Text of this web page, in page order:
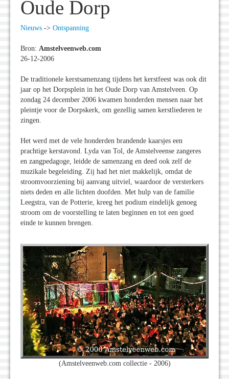
Oude Dorp
Nieuws -> Ontspanning
Bron: Amstelveenweb.com
26-12-2006
De traditionele kerstsamenzang tijdens het kerstfeest was ook dit
jaar op het Dorpsplein in het Oude Dorp van Amstelveen. Op
zondag 24 december 2006 kwamen honderden mensen naar het
pleintje voor de Dorpskerk, om gezellig samen kerstliederen te
zingen.
Het werd met de vele honderden brandende kaarsjes een
prachtige kerstavond. Lyda van Tol, de Amstelveense zangeres
en zangpedagoge, leidde de samenzang en deed ook zelf de
muzikale begeleiding. Zij had het niet makkelijk, omdat de
stroomvoorziening bij aanvang uitviel, waardoor de versterkers
niets deden en alle lichten doofden. Met hulp van de familie
Leegstra, van de Potterie, kreeg het podium eindelijk genoeg
stroom om de voorstelling te laten beginnen en tot een goed
einde te kunnen brengen.
(Amstelveenweb.com collectie - 2006)